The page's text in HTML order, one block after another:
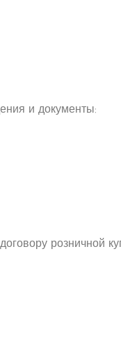
и документы:
розничной